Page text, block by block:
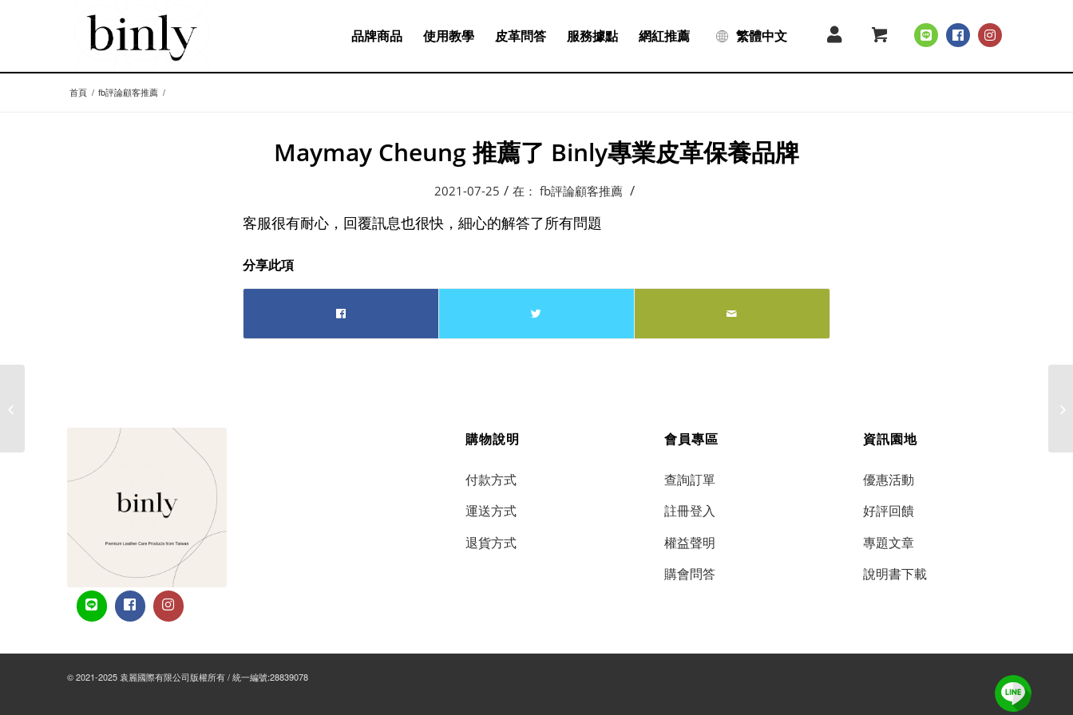
品牌商品 使用教學 皮革問答 服務據點 網紅推薦 繁體中文
首頁 / fb評論顧客推薦 /
Maymay Cheung 推薦了 Binly專業皮革保養品牌
2021-07-25 / 在： fb評論顧客推薦 /
客服很有耐心，回覆訊息也很快，細心的解答了所有問題
分享此項
購物說明
付款方式
運送方式
退貨方式
會員專區
查詢訂單
註冊登入
權益聲明
購會問答
資訊園地
優惠活動
好評回饋
專題文章
說明書下載
© 2021-2025 袁麗國際有限公司版權所有 / 統一編號:28839078